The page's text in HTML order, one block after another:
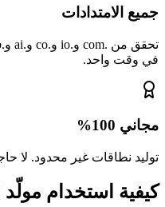
جميع الامتدادات
في وقت واحد.
مجاني 100%
توليد نطاقات غير محدود. لا
كيفية استخدام مولّد